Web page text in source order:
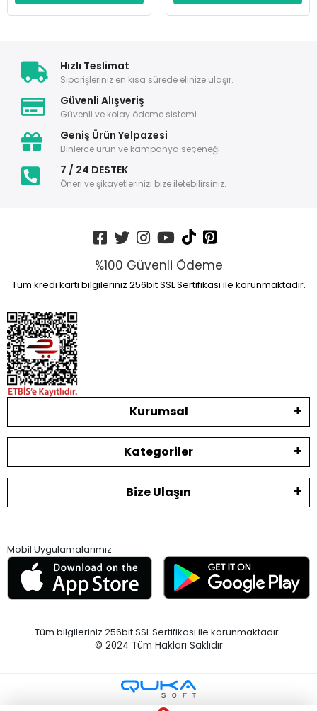
Hızlı Teslimat
Siparişleriniz en kısa sürede elinize ulaşır.
Güvenli Alışveriş
Güvenli ve kolay ödeme sistemi
Geniş Ürün Yelpazesi
Binlerce ürün ve kampanya seçeneği
7 / 24 DESTEK
Öneri ve şikayetlerinizi bize iletebilirsiniz.
%100 Güvenli Ödeme
Tüm kredi kartı bilgileriniz 256bit SSL Sertifikası ile korunmaktadır.
Kurumsal
Kategoriler
Bize Ulaşın
Mobil Uygulamalarımız
Tüm bilgileriniz 256bit SSL Sertifikası ile korunmaktadır.
© 2024 Tüm Hakları Saklıdır